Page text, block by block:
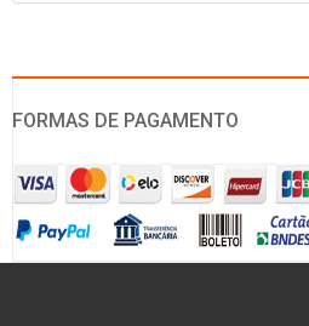
FORMAS DE PAGAMENTO